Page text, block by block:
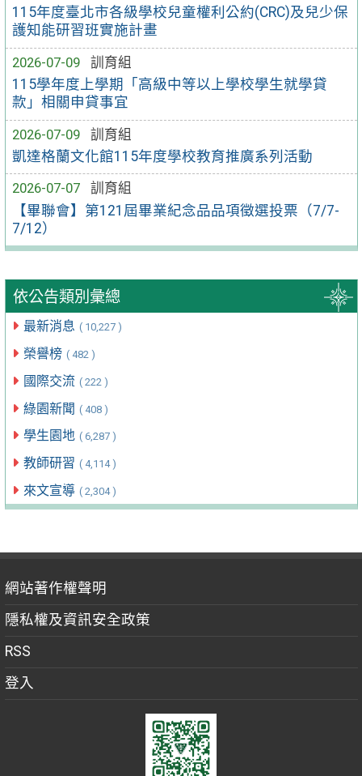
115年度臺北市各級學校兒童權利公約(CRC)及兒少保
護知能研習班實施計畫
2026-07-09
訓育組
115學年度上學期「高級中等以上學校學生就學貸
款」相關申貸事宜
2026-07-09
訓育組
凱達格蘭文化館115年度學校教育推廣系列活動
2026-07-07
訓育組
【畢聯會】第121屆畢業紀念品品項徵選投票（7/7-
7/12）
依公告類別彙總
最新消息 ( 10,227 )
榮譽榜 ( 482 )
國際交流 ( 222 )
綠園新聞 ( 408 )
學生園地 ( 6,287 )
教師研習 ( 4,114 )
來文宣導 ( 2,304 )
網站著作權聲明
隱私權及資訊安全政策
RSS
登入